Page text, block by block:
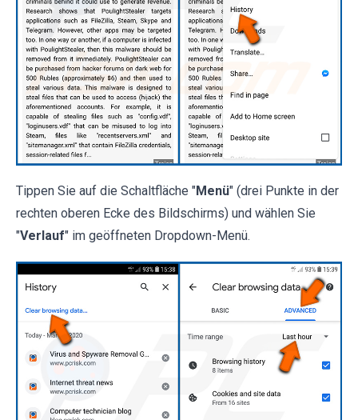
Tippen Sie auf die Schaltfläche "Menü" (drei Punkte in der
rechten oberen Ecke des Bildschirms) und wählen Sie
"Verlauf" im geöffneten Dropdown-Menü.